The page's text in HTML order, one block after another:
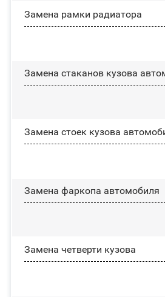
Замена рамки радиатора
Замена стаканов кузова
Замена стоек кузова
Замена фаркопа автомобиля
Замена четверти кузова